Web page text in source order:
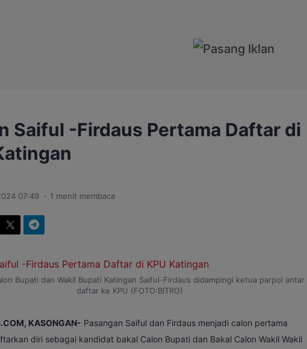
Saiful -Firdaus Pertama Daftar di
07:49 . 1 menit membaca
Bupati dan Wakil Bupati Katingan Saiful-Firdaus didampingi ketua parpol antar
daftar ke KPU (FOTO:BITRO)
KASONGAN- Pasangan Saiful dan Firdaus menjadi calon pertama
diri sebagai kandidat bakal Calon Bupati dan Bakal Calon Wakil Wakil